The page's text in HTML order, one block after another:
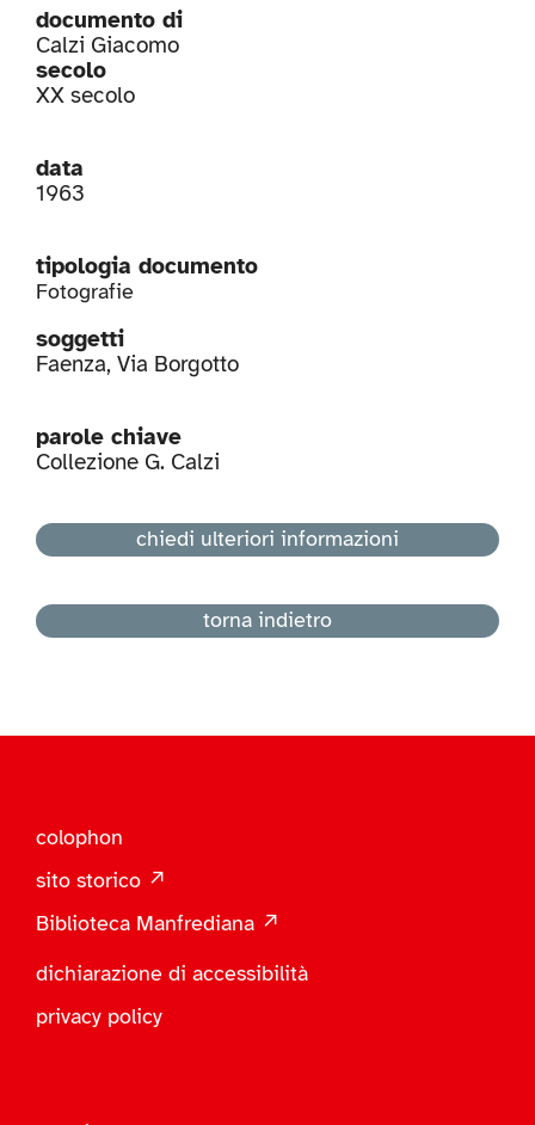
documento di
Calzi Giacomo
secolo
XX secolo
data
1963
tipologia documento
Fotografie
soggetti
Faenza, Via Borgotto
parole chiave
Collezione G. Calzi
chiedi ulteriori informazioni
torna indietro
colophon
sito storico ↗
Biblioteca Manfrediana ↗
dichiarazione di accessibilità
privacy policy